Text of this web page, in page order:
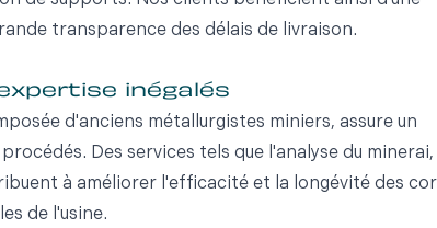
transparence des délais de livraison.
inégalés
d'anciens métallurgistes miniers, assure un
Des services tels que l'analyse du minerai,
à améliorer l'efficacité et la longévité des
de l'usine.